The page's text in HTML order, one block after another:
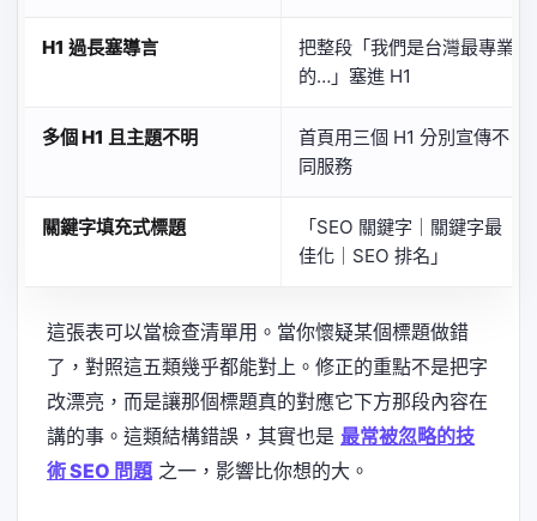
H1 過長塞導言
把整段「我們是台灣最專業
的…」塞進 H1
多個 H1 且主題不明
首頁用三個 H1 分別宣傳不
同服務
關鍵字填充式標題
「SEO 關鍵字｜關鍵字最
佳化｜SEO 排名」
這張表可以當檢查清單用。當你懷疑某個標題做錯
了，對照這五類幾乎都能對上。修正的重點不是把字
改漂亮，而是讓那個標題真的對應它下方那段內容在
講的事。這類結構錯誤，其實也是 最常被忽略的技
術 SEO 問題之一，影響比你想的大。